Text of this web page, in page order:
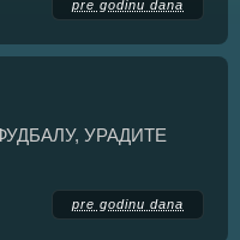
pre godinu dana
УРАДИТЕ
pre godinu dana